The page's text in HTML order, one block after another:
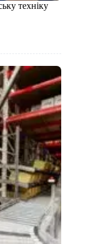
техніку